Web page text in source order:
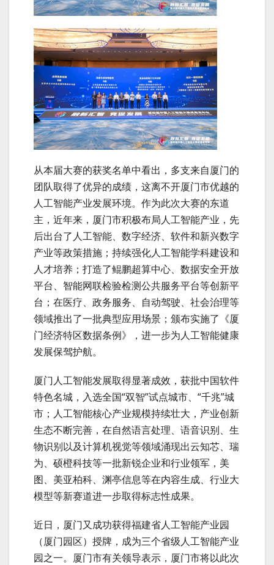
从本届大赛的获奖名单中看出，多支来自厦门的
团队取得了优异的成绩，这离不开厦门市优越的
人工智能产业发展环境。作为此次大赛的东道
主，近年来，厦门市积极布局人工智能产业，先
后出台了人工智能、数字经济、软件和新兴数字
产业等政策措施；持续强化人工智能学科建设和
人才培养；打造了鲲鹏超算中心、数据安全开放
平台、智能网联检验检测公共服务平台等创新平
台；在医疗、政务服务、自动驾驶、社会治理等
领域推出了一批典型应用场景；颁布实施了《厦
门经济特区数据条例》，进一步为人工智能健康
发展保驾护航。
厦门人工智能发展取得显著成效，获批中国软件
特色名城，入选全国“双智”试点城市、“千兆”城
市；人工智能核心产业规模持续壮大，产业创新
生态不断完善，在自然语言处理、语音识别、生
物识别以及计算机视觉等领域涌现出云知芯、瑞
为、硕橙科技等一批新锐企业和行业领军，美
图、美亚柏科、渊亭信息等在内容生成、行业大
模型等新赛道进一步取得标志性成果。
近日，厦门又成功获得福建省人工智能产业园
（厦门园区）授牌，成为三个省级人工智能产业
园之一。厦门市有关领导表示，厦门市将以此次